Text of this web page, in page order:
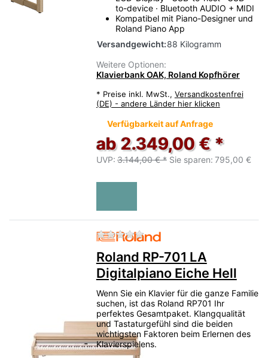
to-device · Bluetooth AUDIO + MIDI
Kompatibel mit Piano-Designer und
Roland Piano App
Versandgewicht:88 Kilogramm
Weitere Optionen:
Klavierbank OAK, Roland Kopfhörer
* Preise inkl. MwSt., Versandkostenfrei
(DE) - andere Länder hier klicken
Verfügbarkeit auf Anfrage
ab 2.349,00 € *
UVP: 3.144,00 € * Sie sparen: 795,00 €
Zu diesem Produkt liegen
Roland RP-701 LA
Digitalpiano Eiche Hell
Wenn Sie ein Klavier für die ganze Familie
suchen, ist das Roland RP701 Ihr
perfektes Gesamtpaket. Klangqualität
und Tastaturgefühl sind die beiden
wichtigsten Faktoren beim Erlernen des
Klavierspielens.